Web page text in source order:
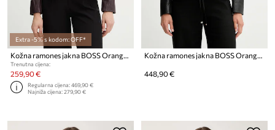
Extra -5% s kodom: OFF*
Kožna ramones jakna BOSS Orange C Sandy
Trenutna cijena:
259,90 €
Regularna cijena:469,90 €
Najniža cijena:279,90 €
Kožna ramones jakna BOSS Orange C Sandy
448,90 €